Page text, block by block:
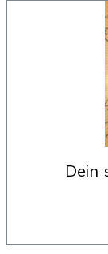
dein spiel beginnt nach dieser